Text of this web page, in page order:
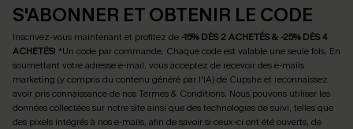
S'ABONNER ET OBTENIR LE CODE
Inscrivez-vous maintenant et profitez de -15% DÈS 2 ACHETÉS & -25% DÈS 4
ACHETÉS! *Un code par commande. Chaque code est valable une seule fois. En
soumettant votre adresse e-mail, vous acceptez de recevoir des e-mails
marketing (y compris du contenu généré par l'IA) de Cupshe et reconnaissez
avoir pris connaissance de nosTermes & Conditions. Nous pouvons utiliser les
données collectées sur notre site ainsi que des technologies de suivi, telles que
des pixels intégrés à nos e-mails, afin de savoir si ceux-ci ont été ouverts, de